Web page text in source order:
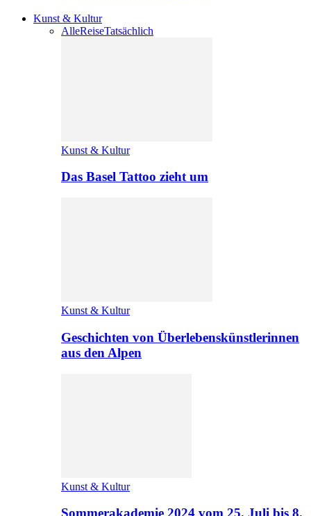
Kunst & Kultur
AlleReiseTatsächlich
Kunst & Kultur
Das Basel Tattoo zieht um
Kunst & Kultur
Geschichten von Überlebenskünstlerinnen
aus den Alpen
Kunst & Kultur